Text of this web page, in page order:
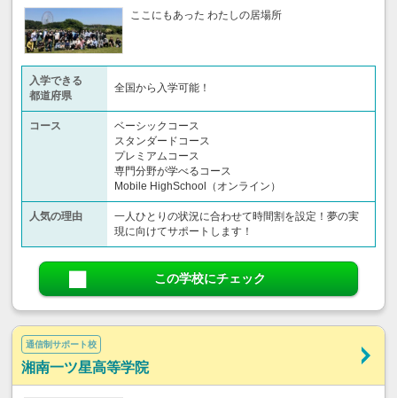
ここにもあった わたしの居場所
入学できる
都道府県
全国から入学可能！
コース
ベーシックコース
スタンダードコース
プレミアムコース
専門分野が学べるコース
Mobile HighSchool（オンライン）
人気の理由
一人ひとりの状況に合わせて時間割を設定！夢の実
現に向けてサポートします！
この学校にチェック
通信制サポート校
湘南一ツ星高等学院